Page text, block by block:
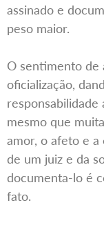
assinado e
peso maior.
O sentimento de
oficialização,
responsabilidade
mesmo que
amor, o afeto e a
de um juiz e da
documenta-lo é
fato.